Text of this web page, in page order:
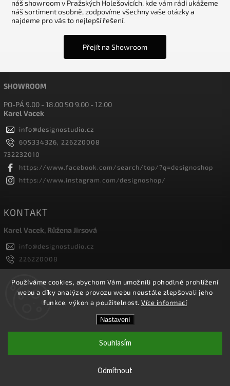
Používáme cookies, abychom Vám umožnili pohodlné prohlížení
webu a díky analýze provozu webu neustále zlepšovali jeho
funkce, výkon a použitelnost. Více informací
Nastavení
Odmítnout
Souhlasím
náš showroom v Pražských Holešovicích, kde vám rádi ukážeme
náš sortiment osobně, zodpovíme všechny vaše otázky a
najdeme pro vás to nejlepší řešení.
Přejít na Showroom
SHOWROOM
PO-PÁ 9.00 - 18.00 SO 9.00 - 12.00
Karel Vacek
info@designostudio.cz
605334326, 226220008
732232010
https://www.facebook.com/search/top/?q=designoshop
https://www.instagram.com/designoshop/
KONTAKT
Karel Vacek, Růžena Jirsová
info@designostudio.cz
226220008
605334326, 732232010
Designoshop
designoshop
Designoshop. Všechna práva vyhrazena.